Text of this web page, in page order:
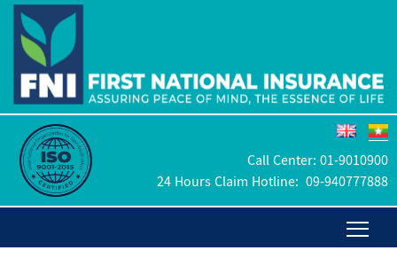
Call Center:01-9010900
24 Hours Claim Hotline: 09-940777888